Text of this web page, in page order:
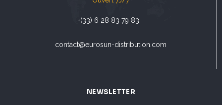
+(33) 6 28 83 79 83
contact@eurosun-distribution.com
NEWSLETTER